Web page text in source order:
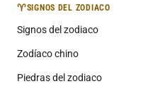
♈SIGNOS DEL ZODIACO
Signos del zodiaco
Zodíaco chino
Piedras del zodiaco